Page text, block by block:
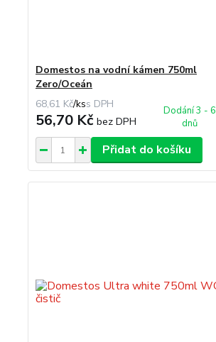
Domestos na vodní kámen 750ml
Zero/Oceán
68,61 Kč/ks
56,70 Kč bez DPH
Dodání 3 - 6
dnů
Přidat do košíku